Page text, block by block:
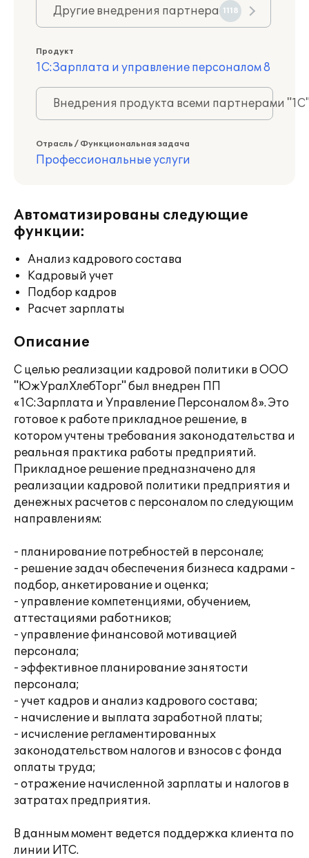
Другие внедрения партнера 1118
Продукт
1С:Зарплата и управление персоналом 8
Внедрения продукта всеми партнерами
Отрасль / Функциональная задача
Профессиональные услуги
Автоматизированы следующие
функции:
Анализ кадрового состава
Кадровый учет
Подбор кадров
Расчет зарплаты
Описание
С целью реализации кадровой политики в ООО
"ЮжУралХлебТорг" был внедрен ПП
«1С:Зарплата и Управление Персоналом 8». Это
готовое к работе прикладное решение, в
котором учтены требования законодательства и
реальная практика работы предприятий.
Прикладное решение предназначено для
реализации кадровой политики предприятия и
денежных расчетов с персоналом по следующим
направлениям:
- планирование потребностей в персонале;
- решение задач обеспечения бизнеса кадрами -
подбор, анкетирование и оценка;
- управление компетенциями, обучением,
аттестациями работников;
- управление финансовой мотивацией
персонала;
- эффективное планирование занятости
персонала;
- учет кадров и анализ кадрового состава;
- начисление и выплата заработной платы;
- исчисление регламентированных
законодательством налогов и взносов с фонда
оплаты труда;
- отражение начисленной зарплаты и налогов в
затратах предприятия.
В данным момент ведется поддержка клиента по
линии ИТС.